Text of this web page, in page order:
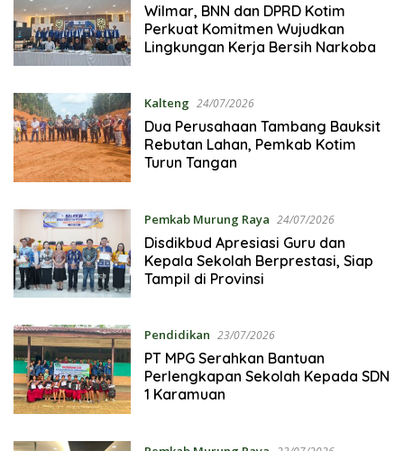
Wilmar, BNN dan DPRD Kotim
Perkuat Komitmen Wujudkan
Lingkungan Kerja Bersih Narkoba
Kalteng 24/07/2026
Dua Perusahaan Tambang Bauksit
Rebutan Lahan, Pemkab Kotim
Turun Tangan
Pemkab Murung Raya 24/07/2026
Disdikbud Apresiasi Guru dan
Kepala Sekolah Berprestasi, Siap
Tampil di Provinsi
Pendidikan 23/07/2026
PT MPG Serahkan Bantuan
Perlengkapan Sekolah Kepada SDN
1 Karamuan